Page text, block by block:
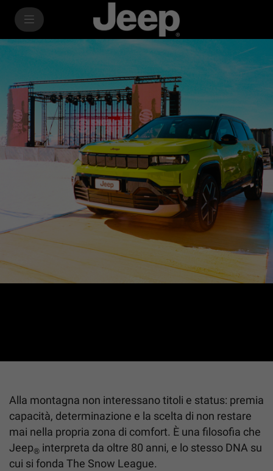
SkiptoNavigationText
Alla montagna non interessano titoli e status: premia
capacità, determinazione e la scelta di non restare
mai nella propria zona di comfort. È una filosofia che
Jeep® interpreta da oltre 80 anni, e lo stesso DNA su
cui si fonda The Snow League.